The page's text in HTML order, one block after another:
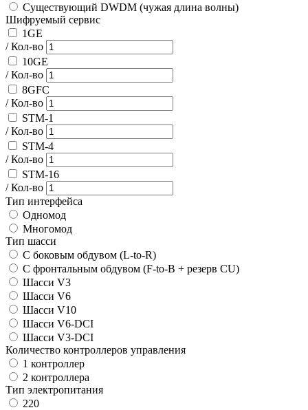
Существующий DWDM (чужая длина волны)
Шифруемый сервис
1GE
/ Кол-во
10GE
/ Кол-во
8GFC
/ Кол-во
STM-1
/ Кол-во
STM-4
/ Кол-во
STM-16
/ Кол-во
Тип интерфейса
Одномод
Многомод
Тип шасси
С боковым обдувом (L-to-R)
С фронтальным обдувом (F-to-B + резерв CU)
Шасси V3
Шасси V6
Шасси V10
Шасси V6-DCI
Шасси V3-DCI
Количество контроллеров управления
1 контроллер
2 контроллера
Тип электропитания
220